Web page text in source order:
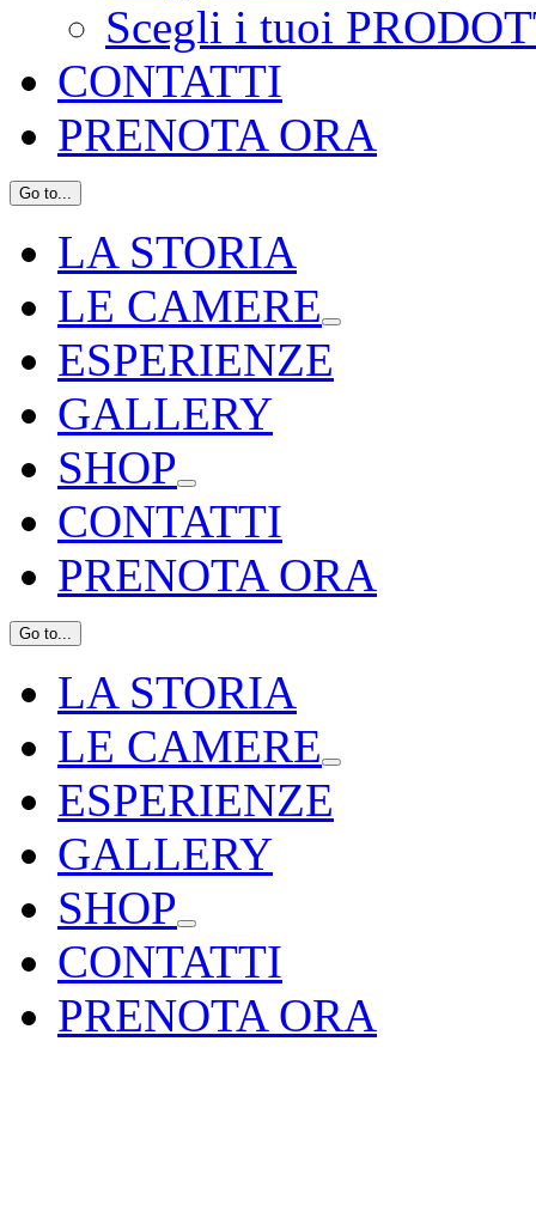
Scegli i tuoi
CONTATTI
PRENOTA ORA
Go to...
LA STORIA
LE CAMERE
ESPERIENZE
GALLERY
SHOP
CONTATTI
PRENOTA ORA
Go to...
LA STORIA
LE CAMERE
ESPERIENZE
GALLERY
SHOP
CONTATTI
PRENOTA ORA